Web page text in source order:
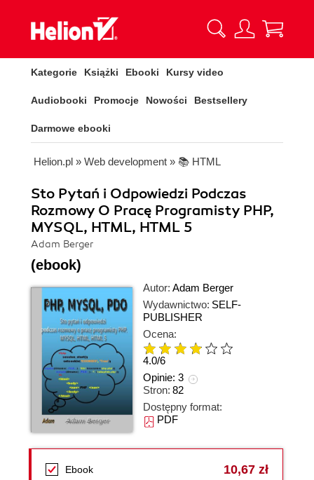
Kategorie Książki Ebooki Kursy video
Audiobooki Promocje Nowości Bestsellery
Darmowe ebooki
Helion.pl » Web development » 📚 HTML
Sto Pytań i Odpowiedzi Podczas
Rozmowy O Pracę Programisty PHP,
MYSQL, HTML, HTML 5
Adam Berger
(ebook)
Autor: Adam Berger
Wydawnictwo: SELF-
PUBLISHER
Ocena:
4.0/6
Opinie: 3
Stron: 82
Dostępny format:
PDF
Ebook 10,67 zł